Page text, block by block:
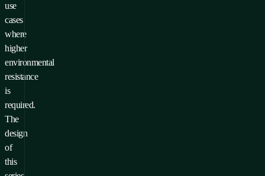
use
cases
where
higher
environmental
resistance
is
required.
The
design
of
this